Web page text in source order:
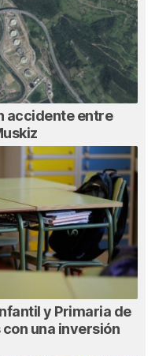
accidente entre
y Primaria de
una inversión